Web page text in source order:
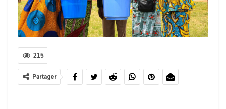
215
Partager